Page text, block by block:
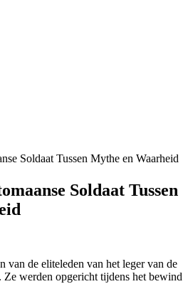
Soldaat Tussen Mythe en Waarheid
Soldaat Tussen
van de eliteleden van het leger van de
Ze werden opgericht tijdens het bewind